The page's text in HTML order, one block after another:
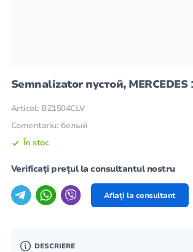
Semnalizator пустой, MERCEDES
Articol: BZ1504CLV
Comentariu: белый
În stoc
Verificați prețul la consultantul nostru
Aflați la consultant
DESCRIERE